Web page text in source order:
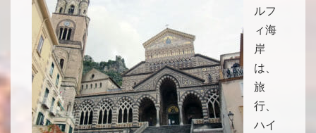
ルフ
ィ海
岸
は、
旅
行、
ハイ